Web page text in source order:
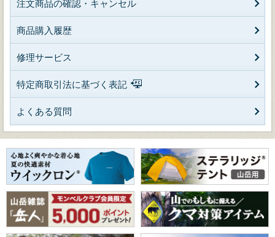
注文商品の確認・キャンセル
商品購入履歴
修理サービス
特定商取引法に基づく表記
よくある質問